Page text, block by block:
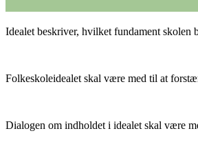
Idealet beskriver, hvilket fundament skolen
Folkeskoleidealet skal være med til at
Dialogen om indholdet i idealet skal være